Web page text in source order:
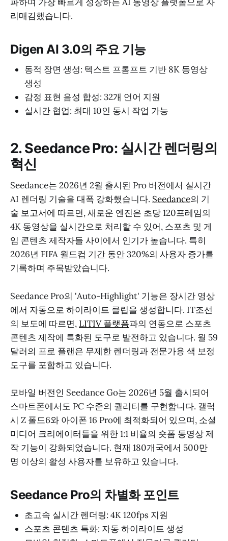
리매김했습니다.
Digen AI 3.0의 주요 기능
동적 장면 생성: 텍스트 프롬프트 기반 8K 동영상
생성
감정 표현 음성 합성: 32개 언어 지원
실시간 협업: 최대 10인 동시 작업 가능
2. Seedance Pro: 실시간 렌더링의
혁신
Seedance는 2026년 2월 출시된 Pro 버전에서 실시간
AI 렌더링 기술을 대폭 강화했습니다. Seedance의 기
술 보고서에 따르면, 새로운 엔진은 초당 120프레임의
4K 동영상을 실시간으로 처리할 수 있어, 스포츠 및 게
임 콘텐츠 제작자들 사이에서 인기가 높습니다. 특히
2026년 FIFA 월드컵 기간 동안 320%의 사용자 증가를
기록하며 주목받았습니다.
Seedance Pro의 'Auto-Highlight' 기능은 장시간 영상
에서 자동으로 하이라이트 클립을 생성합니다. IT조선
의 보도에 따르면, LITIV 플랫폼과의 연동으로 스포츠
콘텐츠 제작에 특화된 도구로 발전하고 있습니다. 월 59
달러의 프로 플랜은 무제한 렌더링과 전문가용 색 보정
도구를 포함하고 있습니다.
모바일 버전인 Seedance Go는 2026년 5월 출시되어
스마트폰에서도 PC 수준의 퀄리티를 구현합니다. 갤럭
시 Z 폴드6와 아이폰 16 Pro에 최적화되어 있으며, 소셜
미디어 크리에이터들을 위한 1:1 비율의 숏폼 동영상 제
작 기능이 강화되었습니다. 현재 180개국에서 500만
명 이상의 활성 사용자를 보유하고 있습니다.
Seedance Pro의 차별화 포인트
초고속 실시간 렌더링: 4K 120fps 지원
스포츠 콘텐츠 특화: 자동 하이라이트 생성